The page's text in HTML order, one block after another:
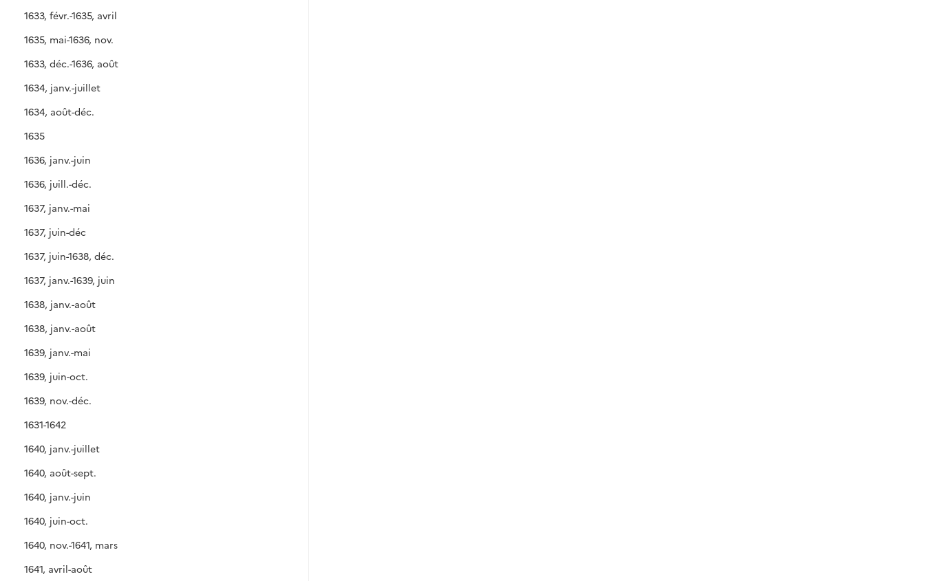
1633, févr.-1635, avril
1635, mai-1636, nov.
1633, déc.-1636, août
1634, janv.-juillet
1634, août-déc.
1635
1636, janv.-juin
1636, juill.-déc.
1637, janv.-mai
1637, juin-déc
1637, juin-1638, déc.
1637, janv.-1639, juin
1638, janv.-août
1638, janv.-août
1639, janv.-mai
1639, juin-oct.
1639, nov.-déc.
1631-1642
1640, janv.-juillet
1640, août-sept.
1640, janv.-juin
1640, juin-oct.
1640, nov.-1641, mars
1641, avril-août